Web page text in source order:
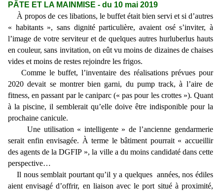
PÂTE ET LA MAINMISE - du 10 mai 2019
À propos de ces libations, le buffet était bien servi et si d’autres
« habitants », sans dignité particulière, avaient osé s’inviter, à
l’image de votre serviteur et de quelques autres hurluberlus hauts
en couleur, sans invitation, on eût vu moins de dizaines de chaises
vides et moins de restes rejoindre les frigos.
Comme le buffet, l’inventaire des réalisations prévues pour
2020 devait se montrer bien garni, du pump track, à l’aire de
fitness, en passant par le caniparc (« pas pour les crottes »). Quant
à la piscine, il semblerait qu’elle doive être indisponible pour la
prochaine canicule.
Une utilisation « intelligente » de l’ancienne gendarmerie
serait enfin envisagée. À terme le bâtiment pourrait « accueillir
des agents de la DGFIP », la ville a du moins candidaté dans cette
perspective…
Il nous semblait pourtant qu’il y a quelques années, nos édiles
aient envisagé d’offrir, en liaison avec le port situé à proximité,